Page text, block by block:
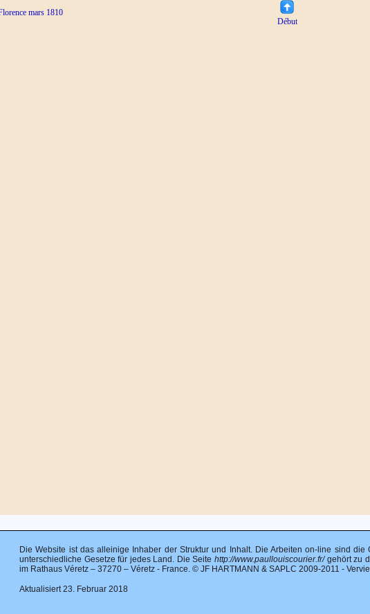
mars 1810
Début
Die Website ist das alleinige Inhaber der Struktur und Inhalt. Die Arbeiten on-line sind
unterschiedliche Gesetze für jedes Land. Die Seitehttp://www.paullouiscourier.fr/gehört zu
im Rathaus Véretz – 37270 – Véretz - France. © JF HARTMANN & SAPLC 2009-2011 -
Aktualisiert 23. Februar 2018